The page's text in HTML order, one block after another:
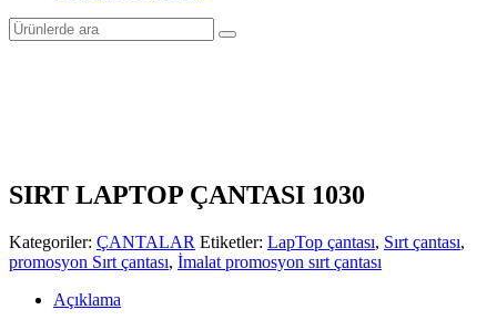
SIRT LAPTOP ÇANTASI 1030
Kategoriler: ÇANTALAR Etiketler: LapTop çantası, Sırt çantası,
promosyon Sırt çantası, İmalat promosyon sırt çantası
Açıklama